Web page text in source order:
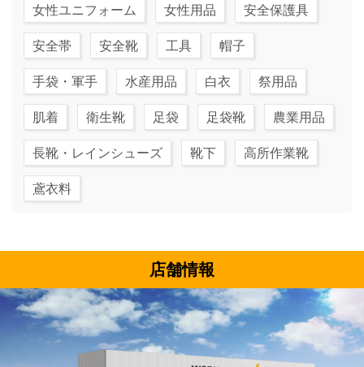
女性ユニフォーム 女性用品 安全保護具
安全帯 安全靴 工具 帽子
手袋・軍手 水産用品 白衣 祭用品
肌着 衛生靴 足袋 足袋靴 農業用品
長靴・レインシューズ 靴下 高所作業靴
鳶衣料
店舗情報